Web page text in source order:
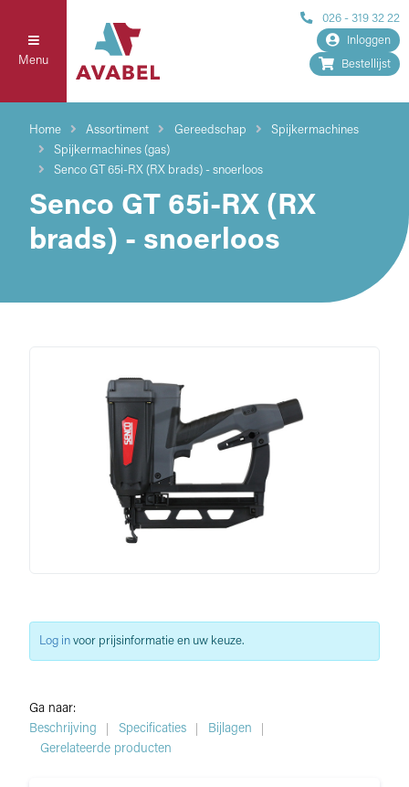
Menu
026 - 319 32 22
Inloggen
Bestellijst
Home Assortiment Gereedschap
Spijkermachines
Spijkermachines (gas)
Senco GT 65i-RX (RX brads) - snoerloos
Senco GT 65i-RX (RX
brads) - snoerloos
Ga naar:
Beschrijving
Specificaties
Bijlagen
Gerelateerde producten
Log in voor prijsinformatie en uw keuze.